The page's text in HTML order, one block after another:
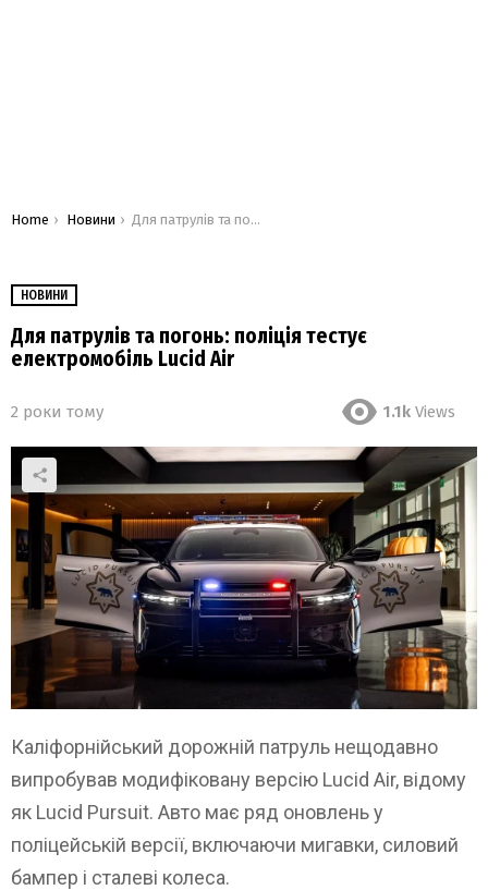
You are here:
Home Новини Для патрулів та погонь: поліція тестує електромобіль Lucid Air
НОВИНИ
Для патрулів та погонь: поліція тестує
електромобіль Lucid Air
2 роки тому 1.1k Views
Каліфорнійський дорожній патруль нещодавно
випробував модифіковану версію Lucid Air, відому
як Lucid Pursuit. Авто має ряд оновлень у
поліцейській версії, включаючи мигавки, силовий
бампер і сталеві колеса.